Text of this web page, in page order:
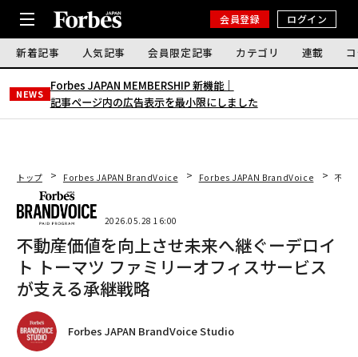
会員登録 ログイン
新着記事 人気記事 会員限定記事 カテゴリ 連載
NEWS
Forbes JAPAN MEMBERSHIP 新機能｜
記事ページ内の広告表示を最小限にしました
トップ Forbes JAPAN BrandVoice Forbes JAPAN BrandVoice 不動
2026.05.28 16:00
不動産価値を向上させ未来へ継ぐーデロイ
ト トーマツ ファミリーオフィスサービス
が支える承継戦略
Forbes JAPAN BrandVoice Studio